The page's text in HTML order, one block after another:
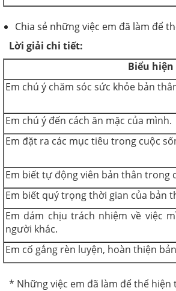
Chia sẻ những việc em đã làm để
Lời giải chi tiết:
Biểu hiện
Em chú ý chăm sóc sức khỏe bản
Em chú ý đến cách ăn mặc của mình.
Em đặt ra các mục tiêu trong cuộc
Em biết tự động viên bản thân trong
Em biết quý trọng thời gian của bản
Em dám chịu trách nhiệm về việc
người khác.
Em cố gắng rèn luyện, hoàn thiện
* Những việc em đã làm để thể